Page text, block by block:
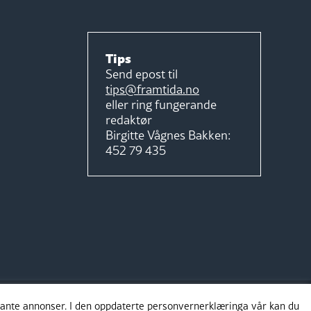
Tips
Send epost til
tips@framtida.no
eller ring fungerande
redaktør
Birgitte Vågnes Bakken:
452 79 435
annonser. I den oppdaterte personvernerklæringa vår kan du